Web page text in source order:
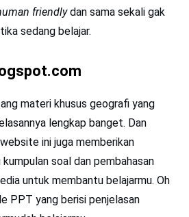
friendlydan sama sekali gak
sedang belajar.
materi khusus geografi yang
lengkap banget. Dan
ini juga memberikan
soal dan pembahasan
untuk membantu belajarmu. Oh
PPT yang berisi penjelasan